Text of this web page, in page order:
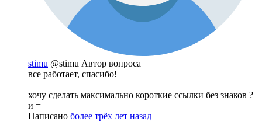
stimu @stimu Автор вопроса
все работает, спасибо!
хочу сделать максимально короткие ссылки без знаков ?
и =
Написано более трёх лет назад